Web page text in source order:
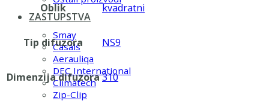
ZASTUPSTVA
Smay
Casals
Aerauliqa
DEC International
Climatech
Zip-Clip
Oblik kvadratni
Tip difuzora NS9
Dimenzija difuzora310